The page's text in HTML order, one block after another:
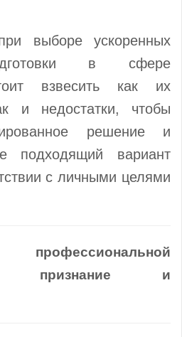
выборе ускоренных
в сфере
взвесить как их
и недостатки, чтобы
решение и
подходящий вариант
с личными целями
признание и